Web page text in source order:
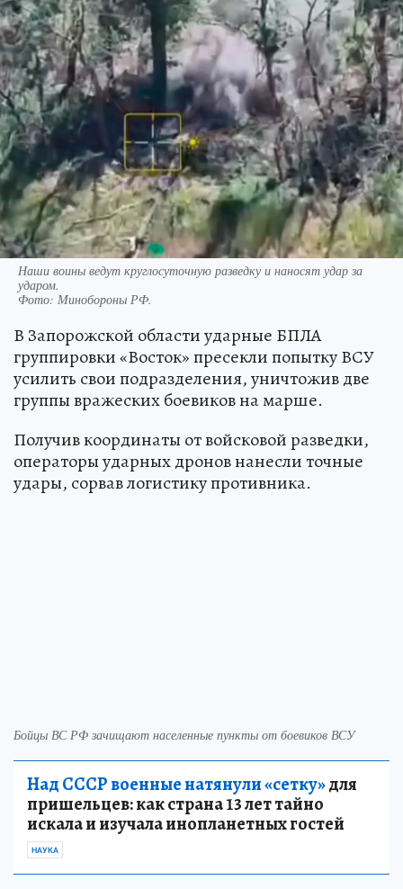
Наши воины ведут круглосуточную разведку и наносят удар за
ударом.
Фото: Минобороны РФ.
В Запорожской области ударные БПЛА
группировки «Восток» пресекли попытку ВСУ
усилить свои подразделения, уничтожив две
группы вражеских боевиков на марше.
Получив координаты от войсковой разведки,
операторы ударных дронов нанесли точные
удары, сорвав логистику противника.
Бойцы ВС РФ зачищают населенные пункты от боевиков ВСУ
Над СССР военные натянули «сетку»для
пришельцев: как страна 13 лет тайно
искала и изучала инопланетных гостей
НАУКА